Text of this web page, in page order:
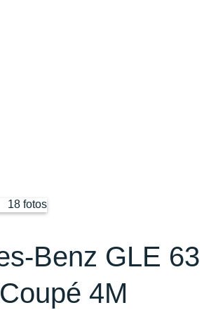
18 fotos
Benz GLE 63
4M